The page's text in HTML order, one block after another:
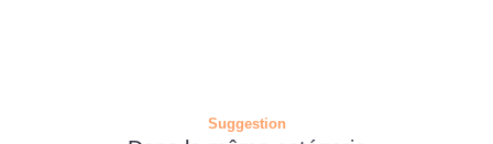
Suggestion